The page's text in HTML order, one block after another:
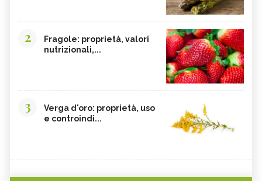
2
Fragole: proprietà, valori
nutrizionali,...
3
Verga d'oro: proprietà, uso
e controindi...